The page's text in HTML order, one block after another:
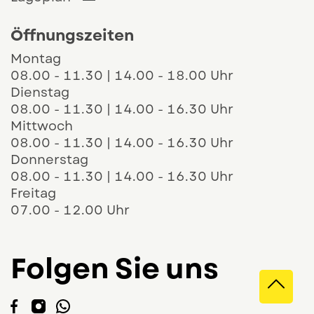
Öffnungszeiten
Montag
08.00 - 11.30 | 14.00 - 18.00 Uhr
Dienstag
08.00 - 11.30 | 14.00 - 16.30 Uhr
Mittwoch
08.00 - 11.30 | 14.00 - 16.30 Uhr
Donnerstag
08.00 - 11.30 | 14.00 - 16.30 Uhr
Freitag
07.00 - 12.00 Uhr
Folgen Sie uns
Der Link öffnet sich in einem neuen
Der Link öffnet sich in einem neuen
Der Link öffnet sich in einem